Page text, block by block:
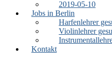
2019-05-10
Jobs in Berlin
Harfenlehrer
Violinlehrer
Kontakt